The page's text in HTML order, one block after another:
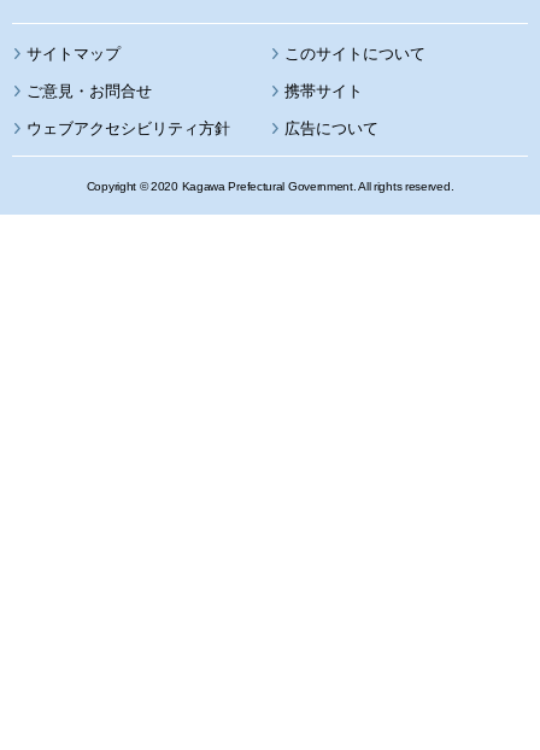
サイトマップ このサイトについて
携帯サイト
ウェブアクセシビリティ方針 広告について
Copyright © 2020 Kagawa Prefectural Government. All rights reserved.